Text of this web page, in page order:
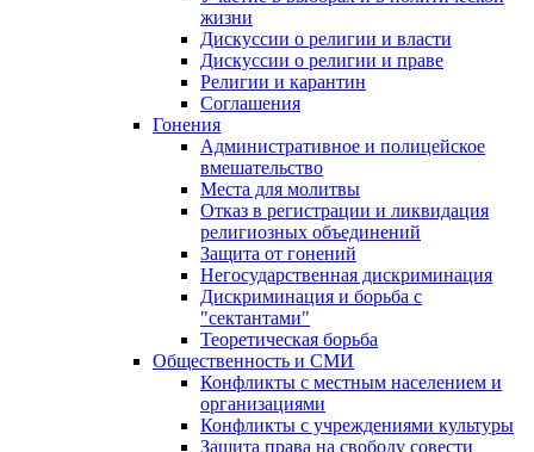
жизни
Дискуссии о религии и власти
Дискуссии о религии и праве
Религии и карантин
Соглашения
Гонения
Административное и полицейское
вмешательство
Места для молитвы
Отказ в регистрации и ликвидация
религиозных объединений
Защита от гонений
Негосударственная дискриминация
Дискриминация и борьба с
"сектантами"
Теоретическая борьба
Общественность и СМИ
Конфликты с местным населением и
организациями
Конфликты с учреждениями культуры
Защита права на свободу совести